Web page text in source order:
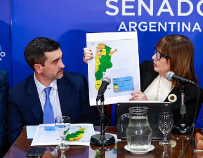
Posteriormente, a las 18, la comitiva
trasladará a la ciudad de Cali,
escala para encarar la segunda
internacional.
Este viernes, a las 9, el mandatario
ceremonia de asunción del
Colombia, Abelardo de la Espriella.
permanentes de sus pueblos y no
las necesidades políticas y/o
gobernantes de turno".
Finalmente, el Gobierno señaló que
argentina continuará guiándose
defensa del interés nacional, la
conferido por el pueblo argentino".